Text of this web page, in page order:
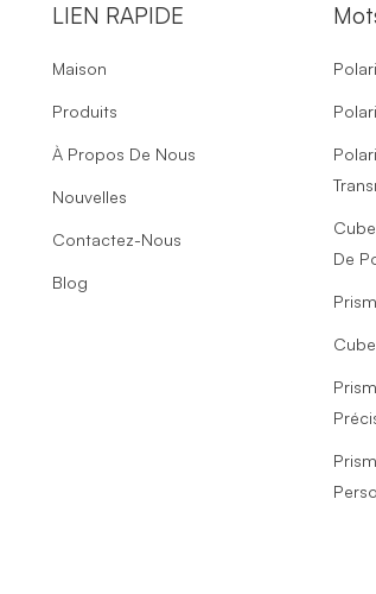
LIEN RAPIDE
Maison
Produits
À Propos De Nous
Nouvelles
Contactez-Nous
Blog
De